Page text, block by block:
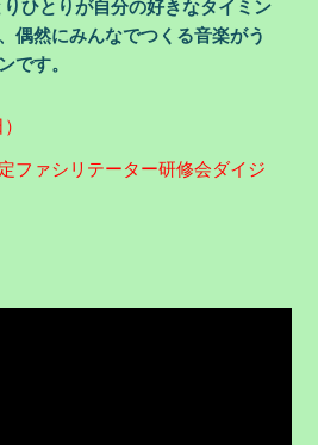
ひとりが自分の好きなタイミン
偶然にみんなでつくる音楽がう
です。
ファシリテーター研修会ダイジ